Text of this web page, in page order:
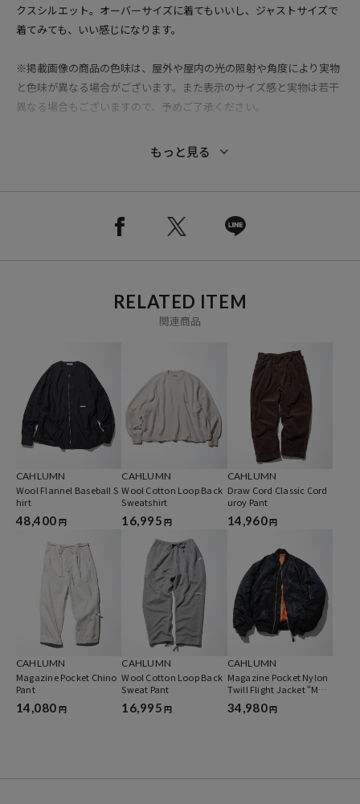
クスシルエット。オーバーサイズに着てもいいし、ジャストサイズで
着てみても、いい感じになります。
※掲載画像の商品の色味は、屋外や屋内の光の照射や角度により実物
と色味が異なる場合がございます。また表示のサイズ感と実物は若干
異なる場合もございますので、予めご了承ください。
※着用、お取り扱いの際は、商品についている品質表示とアテンショ
ィアでスタイリスト／ファッションディレクターとして活動してき
た、長谷川昭雄による服と雑誌。
もっと見る
RELATED ITEM
関連商品
CAHLUMN
Wool Flannel Baseball S
hirt
48,400 円
CAHLUMN
Wool Cotton Loop Back
Sweatshirt
16,995 円
CAHLUMN
Draw Cord Classic Cord
uroy Pant
14,960円
CAHLUMN
Magazine Pocket Chino
Pant
14,080 円
CAHLUMN
Wool Cotton Loop Back
Sweat Pant
16,995 円
CAHLUMN
Magazine Pocket Nylon
Twill Flight Jacket “MA-
1”
34,980円